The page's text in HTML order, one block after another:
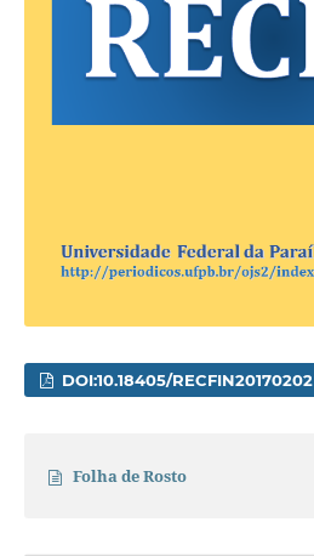
DOI:10.18405/RECFIN20170202
Folha de Rosto